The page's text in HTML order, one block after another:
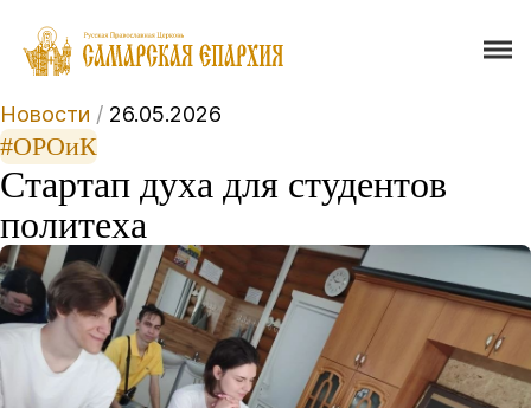
Новости / 26.05.2026
#ОРОиК
Стартап духа для студентов
политеха